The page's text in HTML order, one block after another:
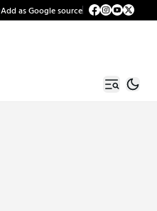
Add as Google source